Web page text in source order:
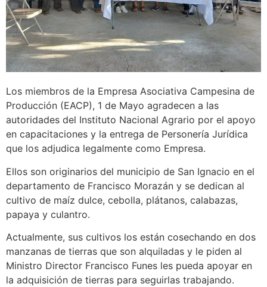
Los miembros de la Empresa Asociativa Campesina de
Producción (EACP), 1 de Mayo agradecen a las
autoridades del Instituto Nacional Agrario por el apoyo
en capacitaciones y la entrega de Personería Jurídica
que los adjudica legalmente como Empresa.
Ellos son originarios del municipio de San Ignacio en el
departamento de Francisco Morazán y se dedican al
cultivo de maíz dulce, cebolla, plátanos, calabazas,
papaya y culantro.
Actualmente, sus cultivos los están cosechando en dos
manzanas de tierras que son alquiladas y le piden al
Ministro Director Francisco Funes les pueda apoyar en
la adquisición de tierras para seguirlas trabajando.